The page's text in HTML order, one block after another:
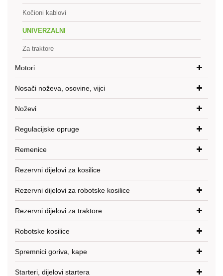
Kočioni kablovi
UNIVERZALNI
Za traktore
Motori
Nosači noževa, osovine, vijci
Noževi
Regulacijske opruge
Remenice
Rezervni dijelovi za kosilice
Rezervni dijelovi za robotske kosilice
Rezervni dijelovi za traktore
Robotske kosilice
Spremnici goriva, kape
Starteri, dijelovi startera